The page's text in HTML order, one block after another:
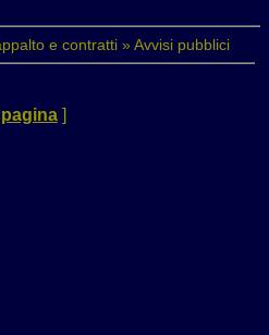
e contratti » Avvisi pubblici
]